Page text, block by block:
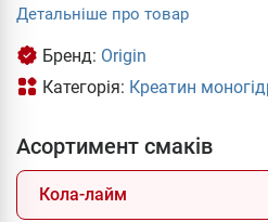
Детальніше про товар
Бренд: Origin
Категорія: Креатин
Асортимент смаків
Кола-лайм